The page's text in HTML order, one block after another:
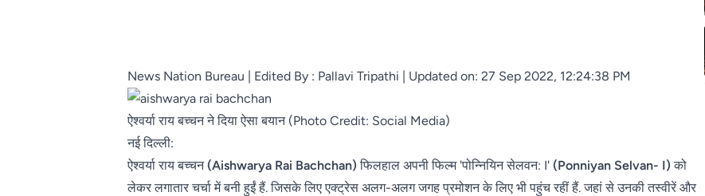
News Nation Bureau | Edited By : Pallavi Tripathi | Updated on: 27 Sep 2022, 12:24:38 PM
ऐश्वर्या राय बच्चन ने दिया ऐसा बयान (Photo Credit: Social Media)
नई दिल्ली:
ऐश्वर्या राय बच्चन(Aishwarya Rai Bachchan)फिलहाल अपनी फिल्म 'पोन्नियिन सेलवन: I' (Ponniyan Selvan- I)को
लेकर लगातार चर्चा में बनी हुईं हैं. जिसके लिए एक्ट्रेस अलग-अलग जगह प्रमोशन के लिए भी पहुंच रहीं हैं. जहां से उनकी तस्वीरें और